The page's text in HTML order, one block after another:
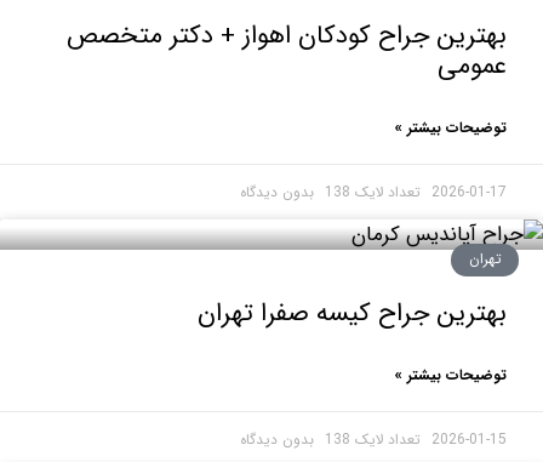
جراح کودکان اهواز + دکتر متخصص
بیشتر »
2026- بدون دیدگاه
جراح کیسه صفرا تهران
بیشتر »
2026- بدون دیدگاه